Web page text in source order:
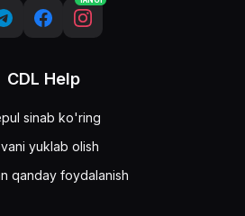
CDL Help
sinab ko'ring
yuklab olish
qanday foydalanish